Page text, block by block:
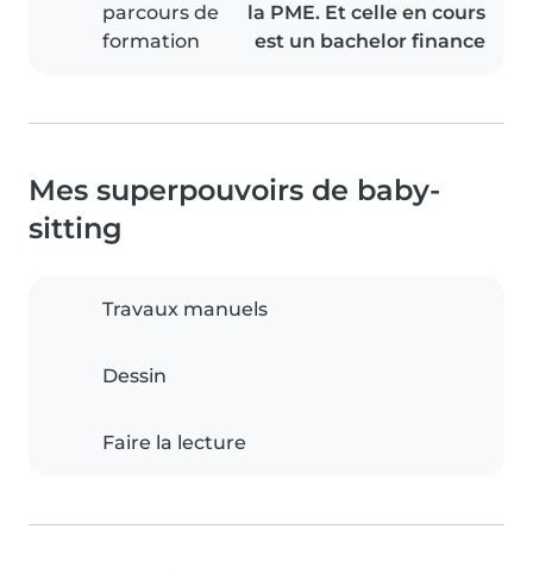
parcours de
formation
la PME. Et celle en cours
est un bachelor finance
Mes superpouvoirs de baby-
sitting
Travaux manuels
Dessin
Faire la lecture